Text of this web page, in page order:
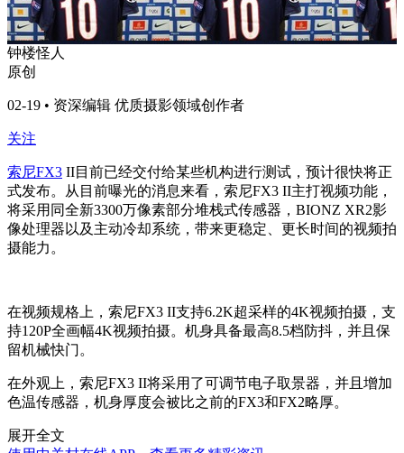
钟楼怪人
原创
02-19 • 资深编辑 优质摄影领域创作者
关注
索尼FX3 II目前已经交付给某些机构进行测试，预计很快将正
式发布。从目前曝光的消息来看，索尼FX3 II主打视频功能，
将采用同全新3300万像素部分堆栈式传感器，BIONZ XR2影
像处理器以及主动冷却系统，带来更稳定、更长时间的视频拍
摄能力。
在视频规格上，索尼FX3 II支持6.2K超采样的4K视频拍摄，支
持120P全画幅4K视频拍摄。机身具备最高8.5档防抖，并且保
留机械快门。
在外观上，索尼FX3 II将采用了可调节电子取景器，并且增加
色温传感器，机身厚度会被比之前的FX3和FX2略厚。
展开全文